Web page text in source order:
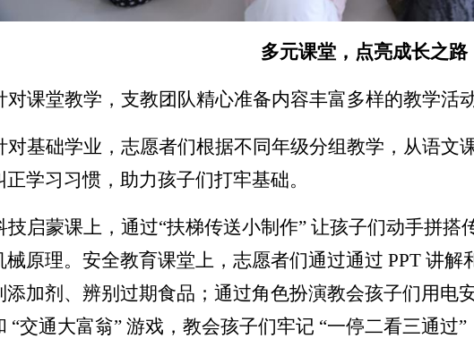
多元课堂，点亮成长之路
对课堂教学，支教团队精心准备内容丰富多样的教学活
对基础学业，志愿者们根据不同年级分组教学，从语文
正学习习惯，助力孩子们打牢基础。
技启蒙课上，通过“扶梯传送小制作” 让孩子们动手拼搭
械原理。安全教育课堂上，志愿者们通过通过 PPT 讲解
添加剂、辨别过期食品；通过角色扮演教会孩子们用电
“交通大富翁” 游戏，教会孩子们牢记 “一停二看三通过”